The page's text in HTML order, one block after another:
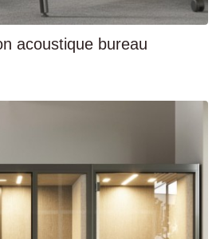
acoustique bureau